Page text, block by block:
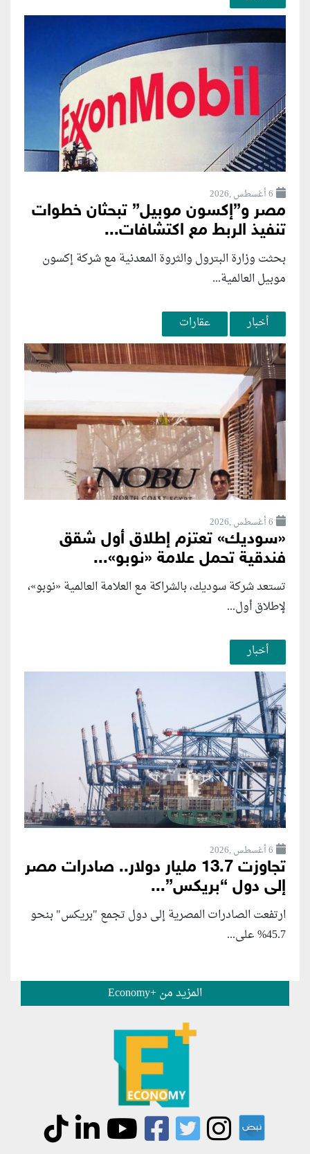
6 أغسطس ,2026
مصر و”إكسون موبيل” تبحثان خطوات
تنفيذ الربط مع اكتشافات...
بحثت وزارة البترول والثروة المعدنية مع شركة إكسون
موبيل العالمية...
أخبار عقارات
6 أغسطس ,2026
«سوديك» تعتزم إطلاق أول شقق
فندقية تحمل علامة «نوبو»...
تستعد شركة سوديك، بالشراكة مع العلامة العالمية «نوبو»،
لإطلاق أول...
أخبار
6 أغسطس ,2026
تجاوزت 13.7 مليار دولار.. صادرات مصر
إلى دول “بريكس”...
ارتفعت الصادرات المصرية إلى دول تجمع "بريكس" بنحو
45.7% على...
المزيد من +Economy